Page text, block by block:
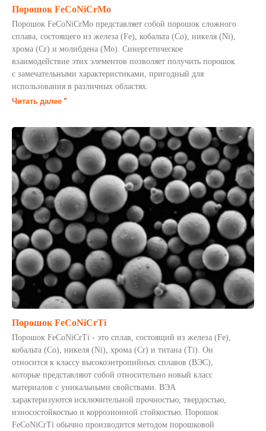
Порошок FeCoNiCrMo
Порошок FeCoNiCrMo представляет собой порошок сложного
сплава, состоящего из железа (Fe), кобальта (Co), никеля (Ni),
хрома (Cr) и молибдена (Mo). Синергетическое
взаимодействие этих элементов позволяет получить порошок
с замечательными характеристиками, пригодный для
использования в различных областях.
Читать далее "
Порошок FeCoNiCrTi
Порошок FeCoNiCrTi - это сплав, состоящий из железа (Fe),
кобальта (Co), никеля (Ni), хрома (Cr) и титана (Ti). Он
относится к классу высокоэнтропийных сплавов (ВЭС),
которые представляют собой относительно новый класс
материалов с уникальными свойствами. ВЭА
характеризуются исключительной прочностью, твердостью,
износостойкостью и коррозионной стойкостью. Порошок
FeCoNiCrTi обычно производится методом порошковой